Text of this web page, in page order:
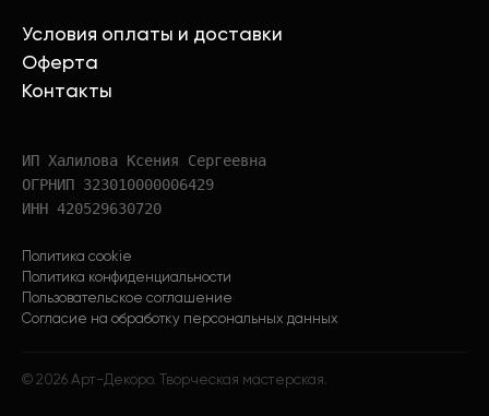
Условия оплаты и доставки
Оферта
Контакты
ИП Халилова Ксения Сергеевна
ОГРНИП 323010000006429
ИНН 420529630720
Политика cookie
Политика конфиденциальности
Пользовательское соглашение
Согласие на обработку персональных данных
© 2026 Арт-Декоро. Творческая мастерская.